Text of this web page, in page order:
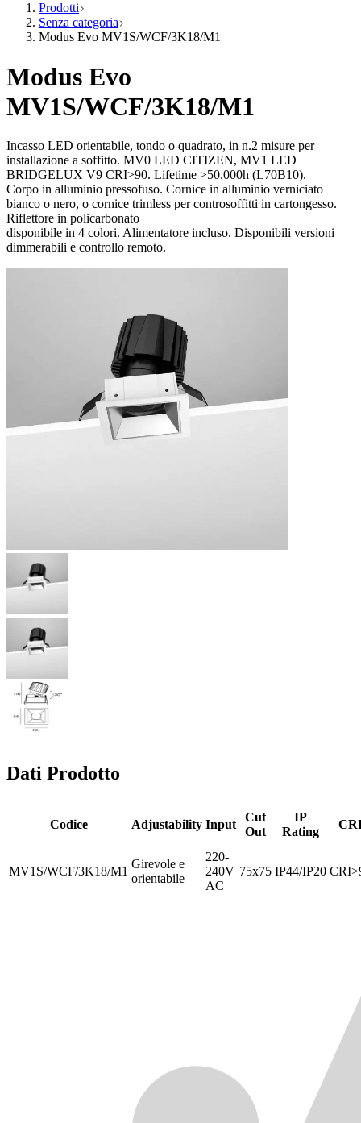
Prodotti
Senza categoria
Modus Evo MV1S/WCF/3K18/M1
Modus Evo
MV1S/WCF/3K18/M1
Incasso LED orientabile, tondo o quadrato, in n.2 misure per
installazione a soffitto. MV0 LED CITIZEN, MV1 LED
BRIDGELUX V9 CRI>90. Lifetime >50.000h (L70B10).
Corpo in alluminio pressofuso. Cornice in alluminio verniciato
bianco o nero, o cornice trimless per controsoffitti in cartongesso.
Riflettore in policarbonato
disponibile in 4 colori. Alimentatore incluso. Disponibili versioni
dimmerabili e controllo remoto.
Dati Prodotto
Codice Adjustability Input
Cut
Out
IP
Rating
MV1S/WCF/3K18/M1
Girevole e
orientabile
220-
240V
AC
75x75 IP44/IP20